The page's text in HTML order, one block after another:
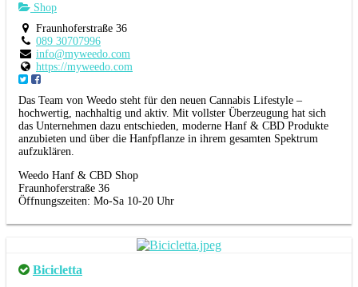
Shop
Fraunhoferstraße 36
089 30707996
info@myweedo.com
https://myweedo.com
Das Team von Weedo steht für den neuen Cannabis Lifestyle –
hochwertig, nachhaltig und aktiv. Mit vollster Überzeugung hat sich
das Unternehmen dazu entschieden, moderne Hanf & CBD Produkte
anzubieten und über die Hanfpflanze in ihrem gesamten Spektrum
aufzuklären.
Weedo Hanf & CBD Shop
Fraunhoferstraße 36
Öffnungszeiten: Mo-Sa 10-20 Uhr
Bicicletta